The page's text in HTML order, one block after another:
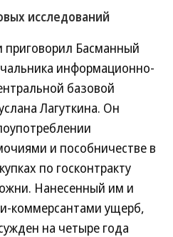
исследований
Басманный
информационно-
базовой
Лагуткина. Он
и пособничестве в
по госконтракту
Нанесенный им и
коммерсантами ущерб,
на четыре года